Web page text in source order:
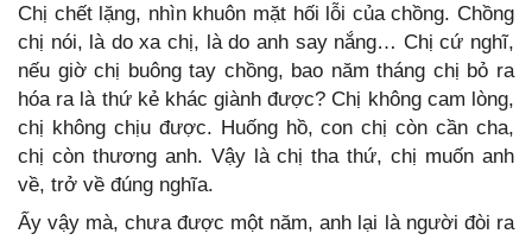
Chị chết lặng, nhìn khuôn mặt hối lỗi của chồng. Chồng
chị nói, là do xa chị, là do anh say nắng… Chị cứ nghĩ,
nếu giờ chị buông tay chồng, bao năm tháng chị bỏ ra
hóa ra là thứ kẻ khác giành được? Chị không cam lòng,
chị không chịu được. Huống hồ, con chị còn cần cha,
chị còn thương anh. Vậy là chị tha thứ, chị muốn anh
về, trở về đúng nghĩa.
Ấy vậy mà, chưa được một năm, anh lại là người đòi ra